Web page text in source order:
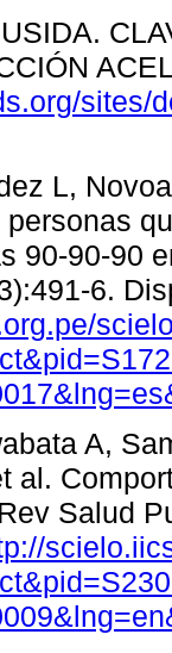
sites/
L,
90-90-90
6.
A,
al.
Salud